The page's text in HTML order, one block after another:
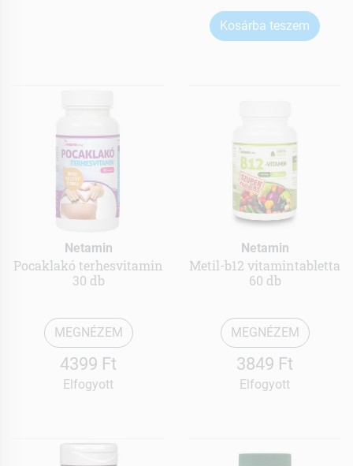
Kosárba teszem
Netamin
Pocaklakó terhesvitamin
30 db
MEGNÉZEM
4399 Ft
Elfogyott
Netamin
Metil-b12 vitamintabletta
60 db
MEGNÉZEM
3849 Ft
Elfogyott